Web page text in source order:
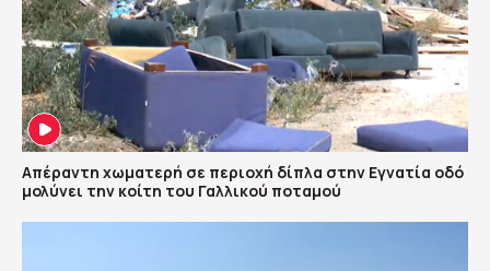
Απέραντη χωματερή σε περιοχή δίπλα στην Εγνατία οδό
μολύνει την κοίτη του Γαλλικού ποταμού